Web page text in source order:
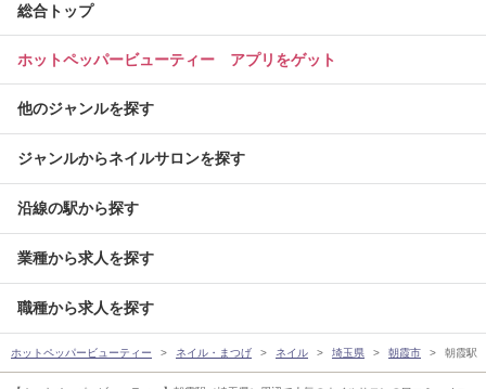
総合トップ
ホットペッパービューティー アプリをゲット
他のジャンルを探す
ジャンルからネイルサロンを探す
沿線の駅から探す
業種から求人を探す
職種から求人を探す
ホットペッパービューティー ネイル・まつげ ネイル 埼玉県 朝霞市 朝霞駅